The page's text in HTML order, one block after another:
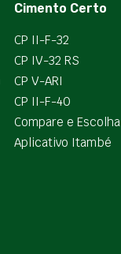
Cimento Certo
CP II-F-32
CP IV-32 RS
CP V-ARI
CP II-F-40
Compare e Escolha
Aplicativo Itambé